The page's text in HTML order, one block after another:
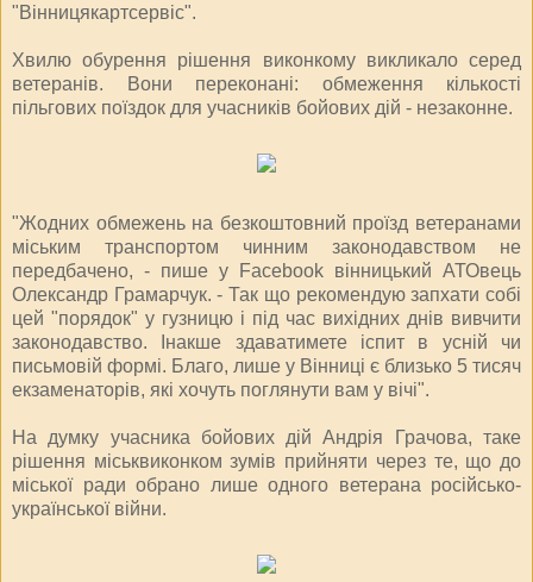
"Вінницякартсервіс".
Хвилю обурення рішення виконкому викликало серед
ветеранів. Вони переконані: обмеження кількості
пільгових поїздок для учасників бойових дій - незаконне.
"Жодних обмежень на безкоштовний проїзд ветеранами
міським транспортом чинним законодавством не
передбачено, - пише у Facebook вінницький АТОвець
Олександр Грамарчук. - Так що рекомендую запхати собі
цей "порядок" у гузницю і під час вихідних днів вивчити
законодавство. Інакше здаватимете іспит в усній чи
письмовій формі. Благо, лише у Вінниці є близько 5 тисяч
екзаменаторів, які хочуть поглянути вам у вічі".
На думку учасника бойових дій Андрія Грачова, таке
рішення міськвиконком зумів прийняти через те, що до
міської ради обрано лише одного ветерана російсько-
української війни.